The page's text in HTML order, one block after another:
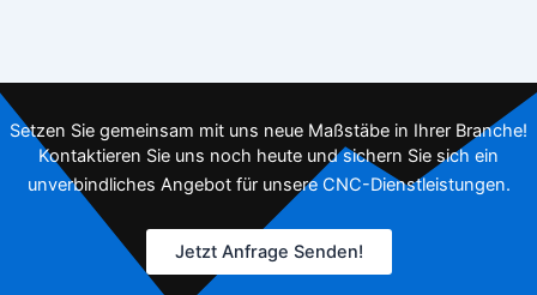
Setzen Sie gemeinsam mit uns neue Maßstäbe in Ihrer Branche!
Kontaktieren Sie uns noch heute und sichern Sie sich ein
unverbindliches Angebot für unsere CNC-Dienstleistungen.
Jetzt Anfrage Senden!